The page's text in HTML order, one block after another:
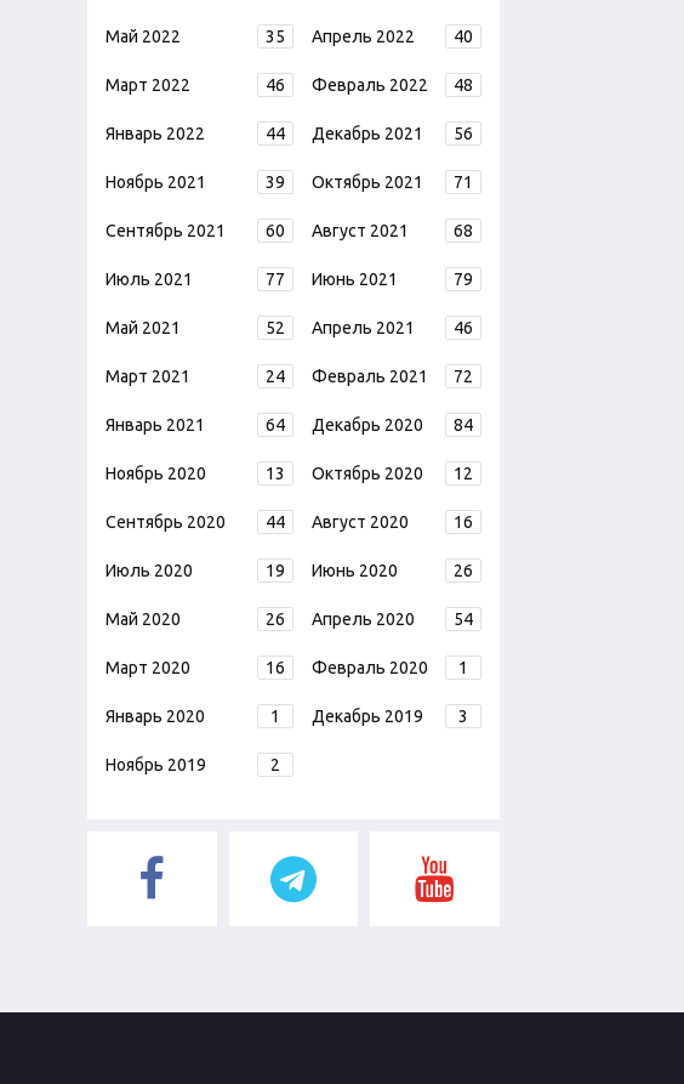
Май 2022 35 Апрель 2022 40
Март 2022 46 Февраль 2022 48
Январь 2022 44 Декабрь 2021 56
Ноябрь 2021 39 Октябрь 2021 71
Сентябрь 2021 60 Август 2021 68
Июль 2021 77 Июнь 2021 79
Май 2021 52 Апрель 2021 46
Март 2021 24 Февраль 2021 72
Январь 2021 64 Декабрь 2020 84
Ноябрь 2020 13 Октябрь 2020 12
Сентябрь 2020 44 Август 2020 16
Июль 2020 19 Июнь 2020 26
Май 2020 26 Апрель 2020 54
Март 2020 16 Февраль 2020 1
Январь 2020 1 Декабрь 2019 3
Ноябрь 2019 2